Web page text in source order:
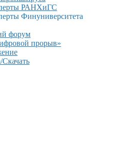
РАНХиГС
Финуниверситета
форум
прорыв»
Скачать